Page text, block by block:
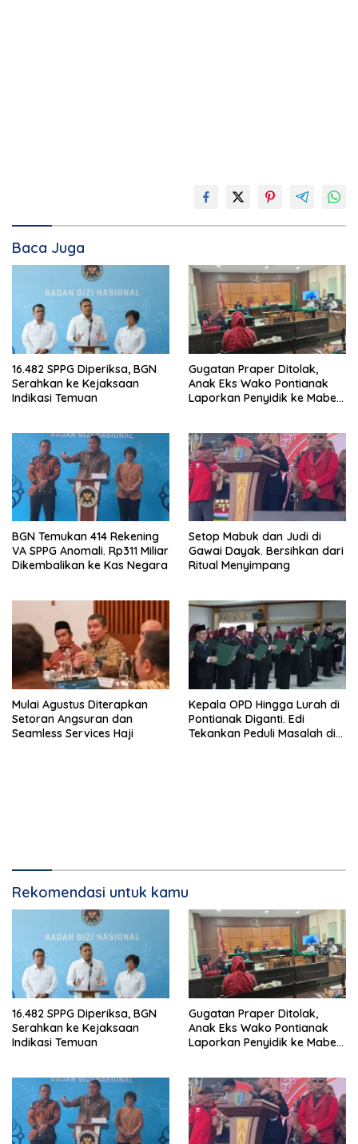
Baca Juga
16.482 SPPG Diperiksa, BGN
Serahkan ke Kejaksaan
Indikasi Temuan
Gugatan Praper Ditolak,
Anak Eks Wako Pontianak
Laporkan Penyidik ke Mabes
BGN Temukan 414 Rekening
VA SPPG Anomali. Rp311 Miliar
Dikembalikan ke Kas Negara
Setop Mabuk dan Judi di
Gawai Dayak. Bersihkan dari
Ritual Menyimpang
Mulai Agustus Diterapkan
Setoran Angsuran dan
Seamless Services Haji
Kepala OPD Hingga Lurah di
Pontianak Diganti. Edi
Tekankan Peduli Masalah di
Rekomendasi untuk kamu
16.482 SPPG Diperiksa, BGN
Serahkan ke Kejaksaan
Indikasi Temuan
Gugatan Praper Ditolak,
Anak Eks Wako Pontianak
Laporkan Penyidik ke Mabes